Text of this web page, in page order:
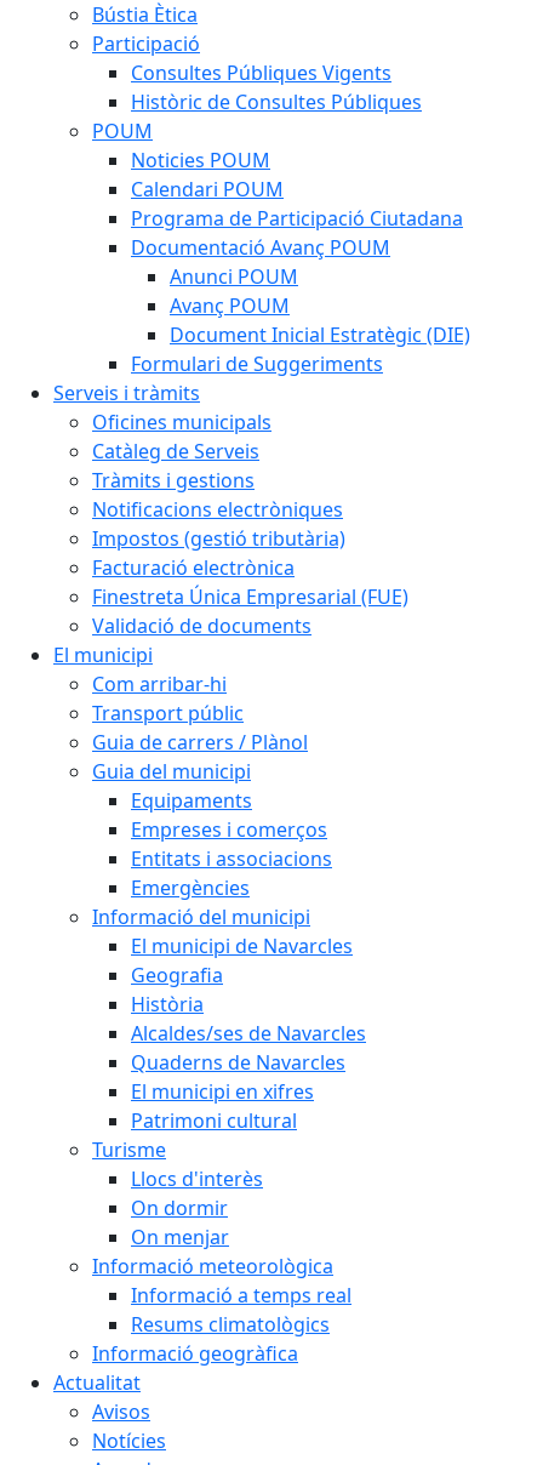
Bústia Ètica
Participació
Consultes Públiques Vigents
Històric de Consultes Públiques
POUM
Noticies POUM
Calendari POUM
Programa de Participació Ciutadana
Documentació Avanç POUM
Anunci POUM
Avanç POUM
Document Inicial Estratègic (DIE)
Formulari de Suggeriments
Serveis i tràmits
Oficines municipals
Catàleg de Serveis
Tràmits i gestions
Notificacions electròniques
Impostos (gestió tributària)
Facturació electrònica
Finestreta Única Empresarial (FUE)
Validació de documents
El municipi
Com arribar-hi
Transport públic
Guia de carrers / Plànol
Guia del municipi
Equipaments
Empreses i comerços
Entitats i associacions
Emergències
Informació del municipi
El municipi de Navarcles
Geografia
Història
Alcaldes/ses de Navarcles
Quaderns de Navarcles
El municipi en xifres
Patrimoni cultural
Turisme
Llocs d'interès
On dormir
On menjar
Informació meteorològica
Informació a temps real
Resums climatològics
Informació geogràfica
Actualitat
Avisos
Notícies